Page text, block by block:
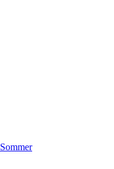
Sommer